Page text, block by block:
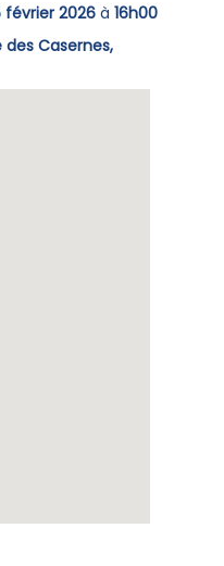
février 2026 à16h00
des Casernes,